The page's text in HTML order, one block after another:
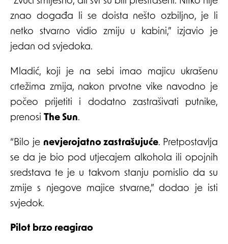
znao događa li se doista nešto ozbiljno, je li
netko stvarno vidio zmiju u kabini,” izjavio je
jedan od svjedoka.
Mladić, koji je na sebi imao majicu ukrašenu
crtežima zmija, nakon prvotne vike navodno je
počeo prijetiti i dodatno zastrašivati putnike,
prenosi The Sun.
“Bilo je nevjerojatno zastrašujuće. Pretpostavlja
se da je bio pod utjecajem alkohola ili opojnih
sredstava te je u takvom stanju pomislio da su
zmije s njegove majice stvarne,” dodao je isti
svjedok.
Pilot brzo reagirao